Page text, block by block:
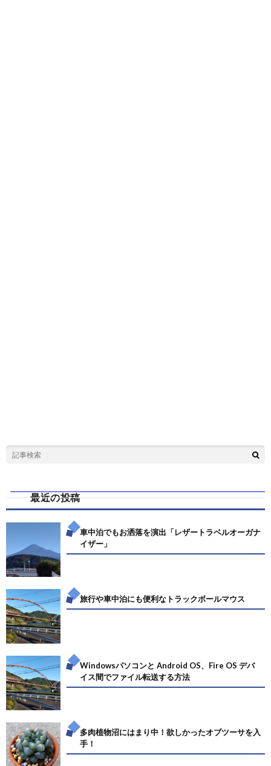
最近の投稿
車中泊でもお洒落を演出「レザートラベルオーガナ
イザー」
旅行や車中泊にも便利なトラックボールマウス
Windowsパソコンと Android OS、Fire OS デバ
イス間でファイル転送する方法
多肉植物沼にはまり中！欲しかったオブツーサを入
手！